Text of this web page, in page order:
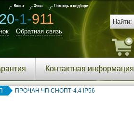
-1-911
Обратная связь
Контактная информация
ПРОЧАН ЧП СНОПТ-4.4 IP56